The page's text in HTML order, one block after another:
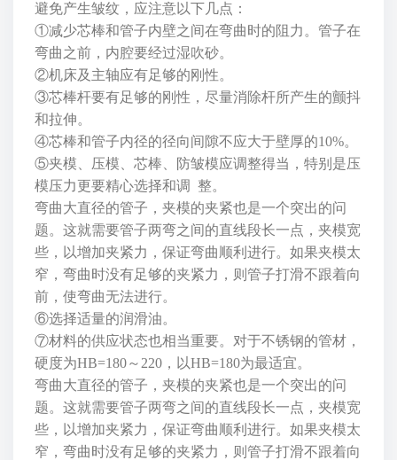
避免产生皱纹，应注意以下几点：
①减少芯棒和管子内壁之间在弯曲时的阻力。管子在
弯曲之前，内腔要经过湿吹砂。
②机床及主轴应有足够的刚性。
③芯棒杆要有足够的刚性，尽量消除杆所产生的颤抖
和拉伸。
④芯棒和管子内径的径向间隙不应大于壁厚的10%。
⑤夹模 压模 芯棒 防皱模应调整得当，特别是压
模压力更要精心选择和调 整。
弯曲大直径的管子，夹模的夹紧也是一个突出的问
题。这就需要管子两弯之间的直线段长一点，夹模宽
些，以增加夹紧力，保证弯曲顺利进行。如果夹模太
窄，弯曲时没有足够的夹紧力，则管子打滑不跟着向
前，使弯曲无法进行。
⑥选择适量的润滑油。
⑦材料的供应状态也相当重要。对于不锈钢的管材，
硬度为HB=180～220，以HB=180为最适宜。
弯曲大直径的管子，夹模的夹紧也是一个突出的问
题。这就需要管子两弯之间的直线段长一点，夹模宽
些，以增加夹紧力，保证弯曲顺利进行。如果夹模太
窄，弯曲时没有足够的夹紧力，则管子打滑不跟着向